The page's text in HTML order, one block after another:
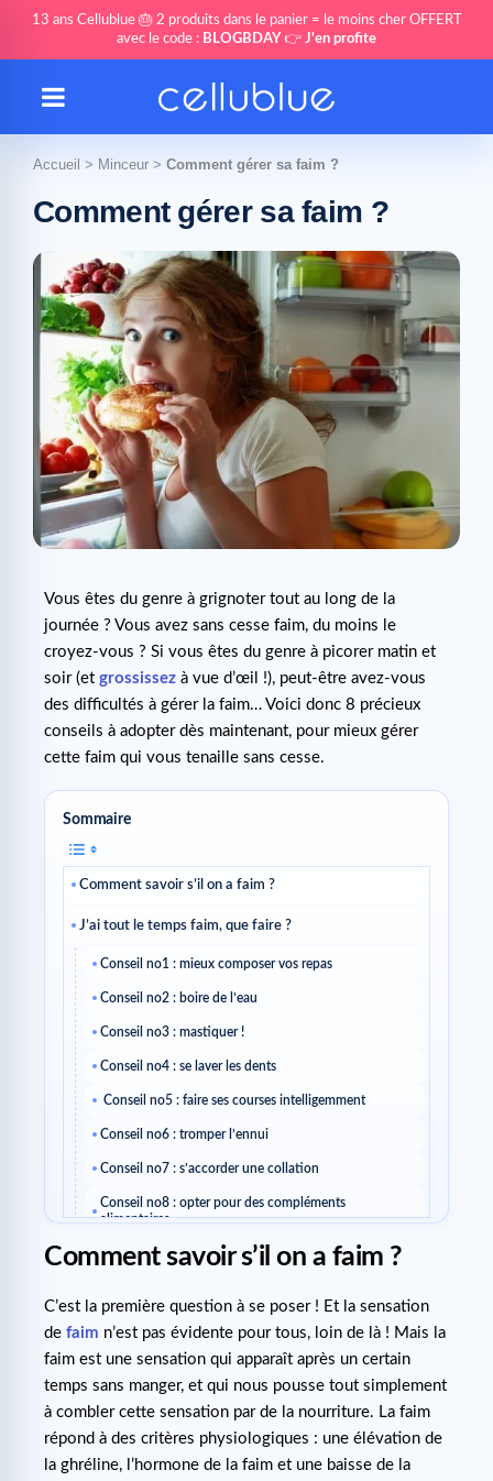
13 ans Cellublue 🎂 2 produits dans le panier = le moins cher OFFERT
avec le code : BLOGBDAY 👉 J'en profite
Accueil > Minceur > Comment gérer sa faim ?
Comment gérer sa faim ?
Vous êtes du genre à grignoter tout au long de la
journée ? Vous avez sans cesse faim, du moins le
croyez-vous ? Si vous êtes du genre à picorer matin et
soir (et grossissez à vue d’œil !), peut-être avez-vous
des difficultés à gérer la faim… Voici donc 8 précieux
conseils à adopter dès maintenant, pour mieux gérer
cette faim qui vous tenaille sans cesse.
Sommaire
Comment savoir s’il on a faim ?
J’ai tout le temps faim, que faire ?
Conseil no1 : mieux composer vos repas
Conseil no2 : boire de l’eau
Conseil no3 : mastiquer !
Conseil no4 : se laver les dents
Conseil no5 : faire ses courses intelligemment
Conseil no6 : tromper l’ennui
Conseil no7 : s’accorder une collation
Conseil no8 : opter pour des compléments
alimentaires
Comment savoir s’il on a faim ?
C’est la première question à se poser ! Et la sensation
de faim n’est pas évidente pour tous, loin de là ! Mais la
faim est une sensation qui apparaît après un certain
temps sans manger, et qui nous pousse tout simplement
à combler cette sensation par de la nourriture. La faim
répond à des critères physiologiques : une élévation de
la ghréline, l’hormone de la faim et une baisse de la